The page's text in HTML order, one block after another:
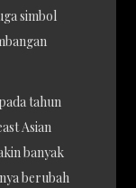
simbol
tahun
Asian
banyak
berubah